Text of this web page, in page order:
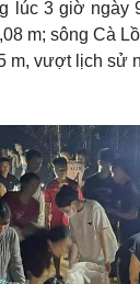
Ảnh
E-
lúc 3 giờ ngày
m; sông Cà
m, vượt lịch sử